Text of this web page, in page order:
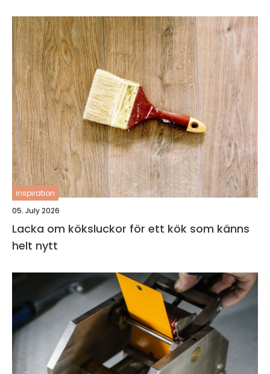
inspiration
05. July 2026
Lacka om köksluckor för ett kök som känns
helt nytt